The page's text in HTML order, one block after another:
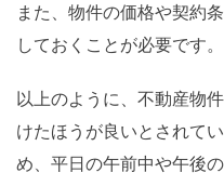
また、物件の価格や契約
しておくことが必要です。
以上のように、不動産物
けたほうが良いとされて
め、平日の午前中や午後